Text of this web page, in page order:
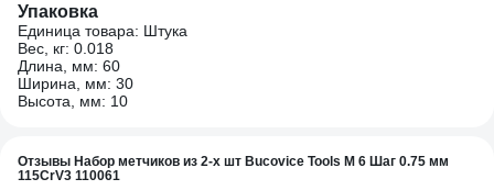
Упаковка
Единица товара: Штука
Вес, кг: 0.018
Длина, мм: 60
Ширина, мм: 30
Высота, мм: 10
Отзывы Набор метчиков из 2-х шт Bucovice Tools М 6 Шаг 0.75 мм
115CrV3 110061